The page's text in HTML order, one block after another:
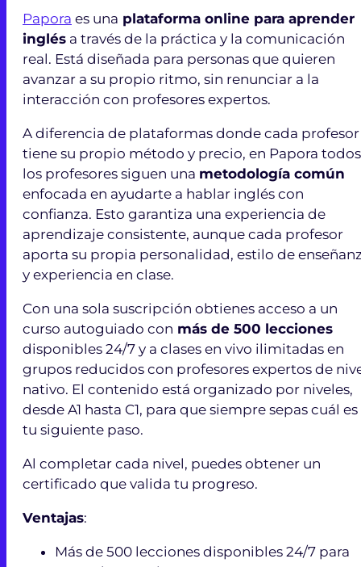
Papora es una plataforma online para aprender
inglés a través de la práctica y la comunicación
real. Está diseñada para personas que quieren
avanzar a su propio ritmo, sin renunciar a la
interacción con profesores expertos.
A diferencia de plataformas donde cada profesor
tiene su propio método y precio, en Papora todos
los profesores siguen una metodología común
enfocada en ayudarte a hablar inglés con
confianza. Esto garantiza una experiencia de
aprendizaje consistente, aunque cada profesor
aporta su propia personalidad, estilo de
y experiencia en clase.
Con una sola suscripción obtienes acceso a un
curso autoguiado con más de 500 lecciones
disponibles 24/7 y a clases en vivo ilimitadas en
grupos reducidos con profesores expertos de
nativo. El contenido está organizado por niveles,
desde A1 hasta C1, para que siempre sepas cuál es
tu siguiente paso.
Al completar cada nivel, puedes obtener un
certificado que valida tu progreso.
Ventajas:
Más de 500 lecciones disponibles 24/7 para